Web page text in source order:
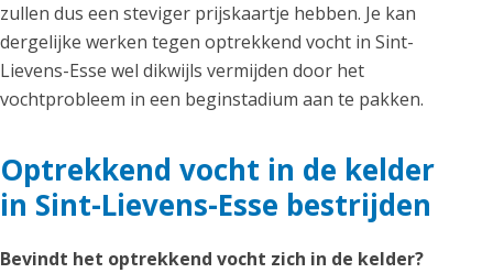
zullen dus een steviger prijskaartje hebben. Je kan
dergelijke werken tegen optrekkend vocht in Sint-
Lievens-Esse wel dikwijls vermijden door het
vochtprobleem in een beginstadium aan te pakken.
Optrekkend vocht in de kelder
in Sint-Lievens-Esse bestrijden
Bevindt het optrekkend vocht zich in de kelder?